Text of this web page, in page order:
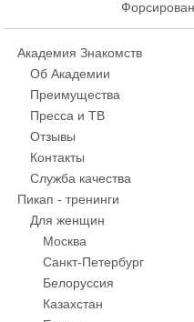
Академия Знакомств
Об Академии
Преимущества
Пресса и ТВ
Отзывы
Контакты
Служба качества
Пикап - тренинги
Для женщин
Москва
Санкт-Петербург
Белоруссия
Казахстан